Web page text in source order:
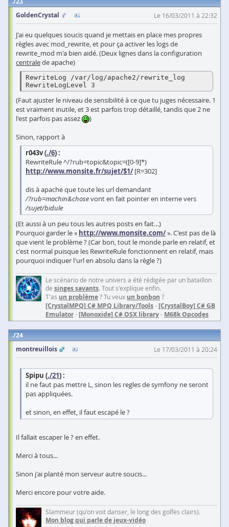
GoldenCrystal
Le 16/03/2011 à 22:32
J'ai eu quelques soucis quand je mettais en place mes propres
règles avec mod_rewrite, et pour ça activer les logs de
rewrite_mod m'a bien aidé. (Deux lignes dans la configuration
centralede apache)
RewriteLog /var/log/apache2/rewrite_log
RewriteLogLevel 3
(Faut ajuster le niveau de sensibilité à ce que tu juges nécessaire. 1
est vraiment inutile, et 3 est parfois trop détaillé, tandis que 2 ne
l'est parfois pas assez
)
Sinon, rapport à
r043v (./6) :
RewriteRule ^/?rub=topic&topic=([0-9]*)
http://www.monsite.fr/sujet/$1/[R=302]
dis à apache que toute les url demandant
/?rub=machin&chosevont en fait pointer en interne vers
/sujet/bidule
(Et aussi à un peu tous les autres posts en fait…)
Pourquoi garder le « http://www.monsite.com/». C'est pas de là
que vient le problème ? (Car bon, tout le monde parle en relatif, et
c'est normal puisque les RewriteRule fonctionnent en relatif, mais
pourquoi indiquer l'url en absolu dans la règle ?)
Le scénario de notre univers a été rédigée par un bataillon
de singes savants. Tout s'explique enfin.
T'as un problème? Tu veux un bonbon ?
[CrystalMPQ] C# MPQ Library/Tools- [CrystalBoy] C# GB
Emulator- [Monoxide] C# OSX library- M68k Opcodes
24
montreuillois
Le 17/03/2011 à 20:24
Spipu (./21) :
il ne faut pas mettre L, sinon les regles de symfony ne seront
pas appliquées.
et sinon, en effet, il faut escapé le ?
Il fallait escaper le ? en effet.
Merci à tous...
Sinon j'ai planté mon serveur autre soucis...
Merci encore pour votre aide.
Slammeur (qu'on voit danser, le long des golfes clairs).
Mon blog qui parle de jeux-vidéo